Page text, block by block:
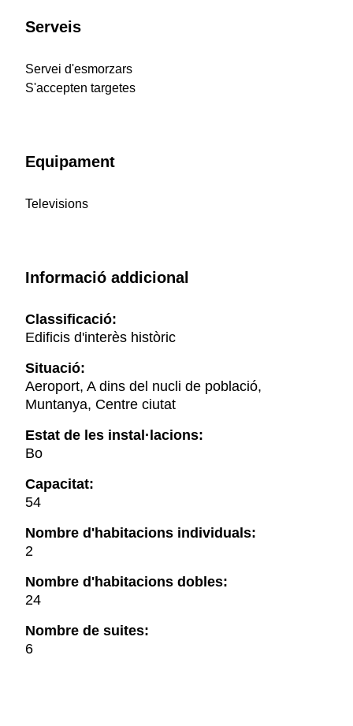
Serveis
Servei d'esmorzars
S'accepten targetes
Equipament
Televisions
Informació addicional
Classificació:
Edificis d'interès històric
Situació:
Aeroport, A dins del nucli de població,
Muntanya, Centre ciutat
Estat de les instal·lacions:
Bo
Capacitat:
54
Nombre d'habitacions individuals:
2
Nombre d'habitacions dobles:
24
Nombre de suites:
6